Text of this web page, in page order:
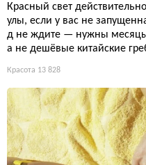
Красный свет
улы, если у вас не
д не ждите — нужны
а не дешёвые китайские
Красота 13 828